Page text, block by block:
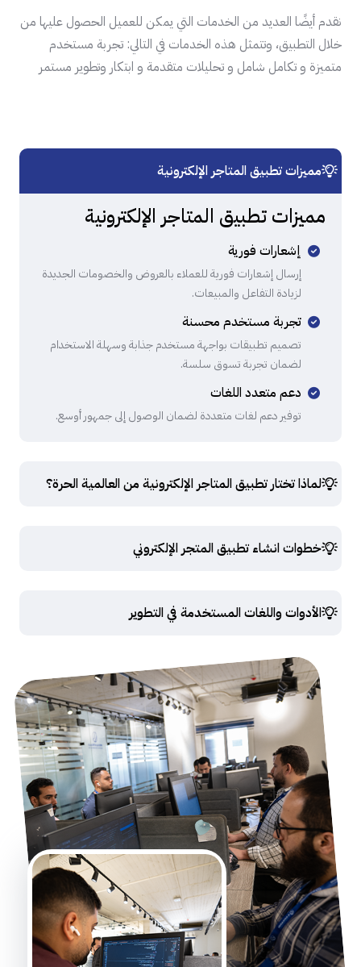
نقدم أيضًا العديد من الخدمات التي يمكن للعميل الحصول عليها من
خلال التطبيق، وتتمثل هذه الخدمات في التالي: تجربة مستخدم
متميزة و تكامل شامل و تحليلات متقدمة و ابتكار وتطوير مستمر
مميزات تطبيق المتاجر الإلكترونية
مميزات تطبيق المتاجر الإلكترونية
إشعارات فورية
إرسال إشعارات فورية للعملاء بالعروض والخصومات الجديدة
لزيادة التفاعل والمبيعات.
تجربة مستخدم محسنة
تصميم تطبيقات بواجهة مستخدم جذابة وسهلة الاستخدام
لضمان تجربة تسوق سلسة.
دعم متعدد اللغات
توفير دعم لغات متعددة لضمان الوصول إلى جمهور أوسع.
لماذا تختار تطبيق المتاجر الإلكترونية من العالمية الحرة؟
خطوات انشاء تطبيق المتجر الإلكتروني
الأدوات واللغات المستخدمة في التطوير